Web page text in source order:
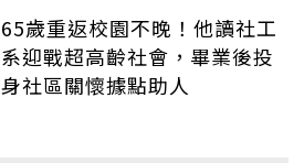
65歲重返校園不晚！他讀社工
系迎戰超高齡社會，畢業後投
身社區關懷據點助人